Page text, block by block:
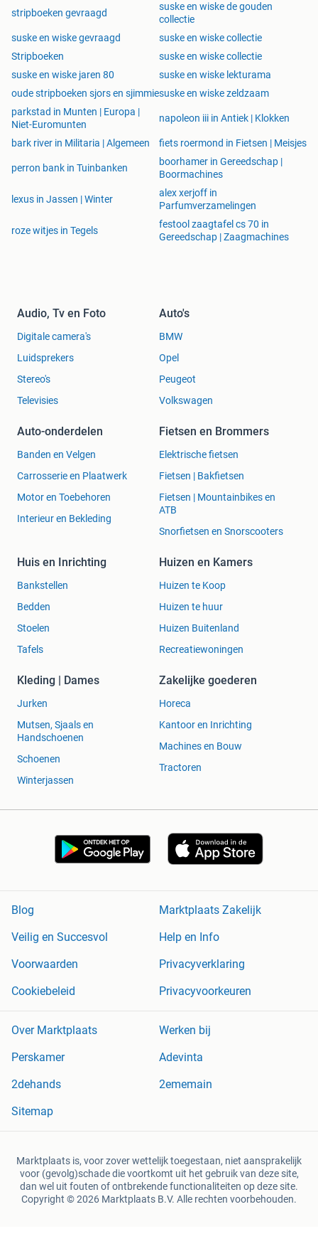
stripboeken gevraagd
suske en wiske de gouden
collectie
suske en wiske gevraagd
suske en wiske collectie
Stripboeken
suske en wiske collectie
suske en wiske jaren 80
suske en wiske lekturama
oude stripboeken sjors en sjimmiesuske en wiske zeldzaam
parkstad in Munten | Europa |
Niet-Euromunten
napoleon iii in Antiek | Klokken
bark river in Militaria | Algemeen fiets roermond in Fietsen | Meisjes
perron bank in Tuinbanken
boorhamer in Gereedschap |
Boormachines
lexus in Jassen | Winter
alex xerjoff in
Parfumverzamelingen
roze witjes in Tegels
festool zaagtafel cs 70 in
Gereedschap | Zaagmachines
Audio, Tv en Foto
Digitale camera's
Luidsprekers
Stereo's
Televisies
Auto's
BMW
Opel
Peugeot
Volkswagen
Auto-onderdelen
Banden en Velgen
Carrosserie en Plaatwerk
Motor en Toebehoren
Interieur en Bekleding
Fietsen en Brommers
Elektrische fietsen
Fietsen | Bakfietsen
Fietsen | Mountainbikes en
ATB
Snorfietsen en Snorscooters
Huis en Inrichting
Bankstellen
Bedden
Stoelen
Tafels
Huizen en Kamers
Huizen te Koop
Huizen te huur
Huizen Buitenland
Recreatiewoningen
Kleding | Dames
Jurken
Mutsen, Sjaals en
Handschoenen
Schoenen
Winterjassen
Zakelijke goederen
Horeca
Kantoor en Inrichting
Machines en Bouw
Tractoren
Blog
Marktplaats Zakelijk
Veilig en Succesvol
Help en Info
Voorwaarden
Privacyverklaring
Cookiebeleid
Privacyvoorkeuren
Over Marktplaats
Werken bij
Perskamer
Adevinta
2dehands
2ememain
Sitemap
Marktplaats is, voor zover wettelijk toegestaan, niet aansprakelijk
voor (gevolg)schade die voortkomt uit het gebruik van deze site,
dan wel uit fouten of ontbrekende functionaliteiten op deze site.
Copyright © 2026 Marktplaats B.V. Alle rechten voorbehouden.